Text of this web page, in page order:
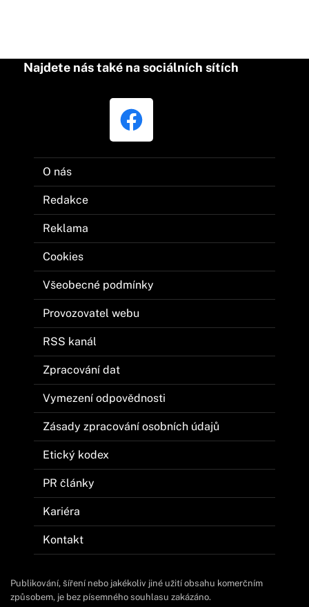
Najdete nás také na sociálních sítích
O nás
Redakce
Reklama
Cookies
Všeobecné podmínky
Provozovatel webu
RSS kanál
Zpracování dat
Vymezení odpovědnosti
Zásady zpracování osobních údajů
Etický kodex
PR články
Kariéra
Kontakt
Publikování, šíření nebo jakékoliv jiné užití obsahu komerčním
způsobem, je bez písemného souhlasu zakázáno.